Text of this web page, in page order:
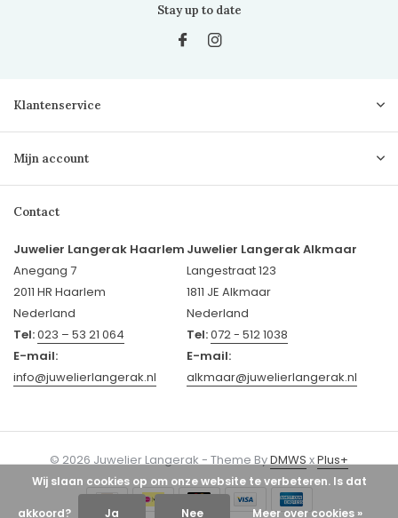
Stay up to date
Klantenservice
Mijn account
Contact
Juwelier Langerak Haarlem
Anegang 7
2011 HR Haarlem
Nederland
Tel:023 – 53 21 064
E-mail:
info@juwelierlangerak.nl
Juwelier Langerak Alkmaar
Langestraat 123
1811 JE Alkmaar
Nederland
Tel:072 - 512 1038
E-mail:
alkmaar@juwelierlangerak.nl
© 2026 Juwelier Langerak - Theme ByDMWSxPlus+
Wij slaan cookies op om onze website te verbeteren. Is dat
akkoord? Ja Nee Meer over cookies »